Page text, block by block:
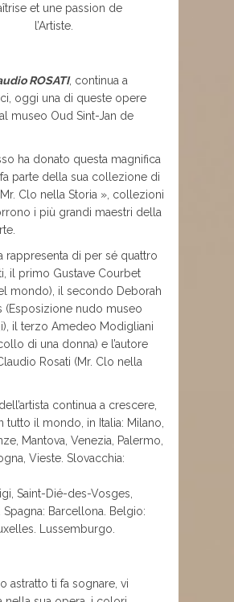
et une passion de
l’Artiste.
ROSATI, continua a
oggi una di queste opere
museo Oud Sint-Jan de
ha donato questa magnifica
parte della sua collezione di
Clo nella Storia », collezioni
i più grandi maestri della
rappresenta di per sé quattro
il primo Gustave Courbet
mondo), il secondo Deborah
(Esposizione nudo museo
il terzo Amedeo Modigliani
di una donna) e l’autore
Rosati (Mr. Clo nella
continua a crescere,
tutto il mondo, in Italia: Milano,
Mantova, Venezia, Palermo,
Vieste. Slovacchia:
Saint-Dié-des-Vosges,
Spagna: Barcellona. Belgio:
Lussemburgo.
astratto ti fa sognare, vi